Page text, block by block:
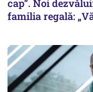
cap”. Noi
familia regală: